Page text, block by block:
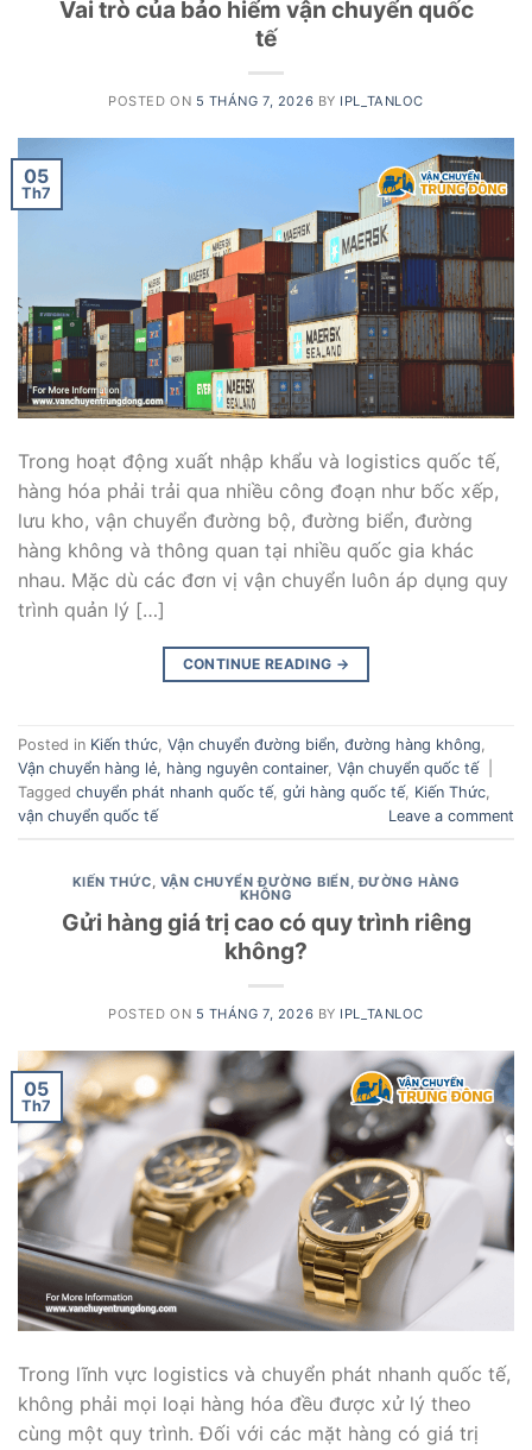
Vai trò của bảo hiểm vận chuyển quốc
tế
POSTED ON 5 THÁNG 7, 2026 BY IPL_TANLOC
05
Th7
Trong hoạt động xuất nhập khẩu và logistics quốc tế,
hàng hóa phải trải qua nhiều công đoạn như bốc xếp,
lưu kho, vận chuyển đường bộ, đường biển, đường
hàng không và thông quan tại nhiều quốc gia khác
nhau. Mặc dù các đơn vị vận chuyển luôn áp dụng quy
trình quản lý […]
CONTINUE READING →
Posted in Kiến thức, Vận chuyển đường biển, đường hàng không,
Vận chuyển hàng lẻ, hàng nguyên container, Vận chuyển quốc tế
Tagged chuyển phát nhanh quốc tế, gửi hàng quốc tế, Kiến Thức,
vận chuyển quốc tế
Leave a comment
KIẾN THỨC, VẬN CHUYỂN ĐƯỜNG BIỂN, ĐƯỜNG HÀNG
KHÔNG
Gửi hàng giá trị cao có quy trình riêng
không?
POSTED ON 5 THÁNG 7, 2026 BY IPL_TANLOC
05
Th7
Trong lĩnh vực logistics và chuyển phát nhanh quốc tế,
không phải mọi loại hàng hóa đều được xử lý theo
cùng một quy trình. Đối với các mặt hàng có giá trị